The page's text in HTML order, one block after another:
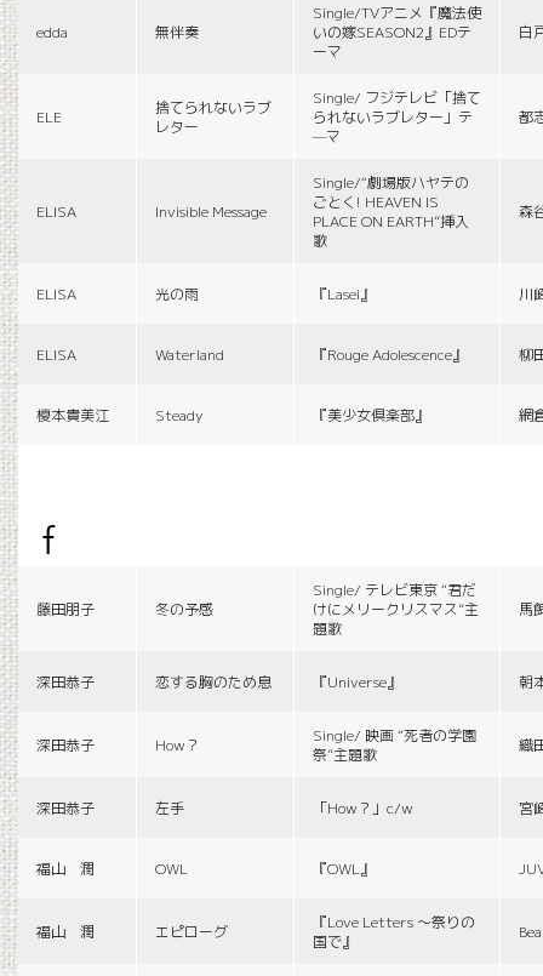
edda 無伴奏
Single/TVアニメ『魔法使
いの嫁SEASON2』EDテ
ーマ
白
ELE
捨てられないラブ
レター
Single/ フジテレビ「捨て
られないラブレター」テ
—マ
都
ELISA Invisible Message
Single/“劇場版ハヤテの
ごとく! HEAVEN IS
PLACE ON EARTH”挿入
歌
森
ELISA 光の雨 『Lasei』 川
ELISA Waterland 『Rouge Adolescence』 柳
榎本貴美江 Steady 『美少女倶楽部』 網
f
藤田朋子 冬の予感
Single/ テレビ東京 “君だ
けにメリークリスマス”主
題歌
馬
深田恭子 恋する胸のため息 『Universe』 朝
深田恭子 How？
Single/ 映画 “死者の学園
祭”主題歌
織
深田恭子 左手 「How？」c/w 宮
福山 潤 OWL 『OWL』
福山 潤 エピローグ
『Love Letters 〜祭りの
国で』